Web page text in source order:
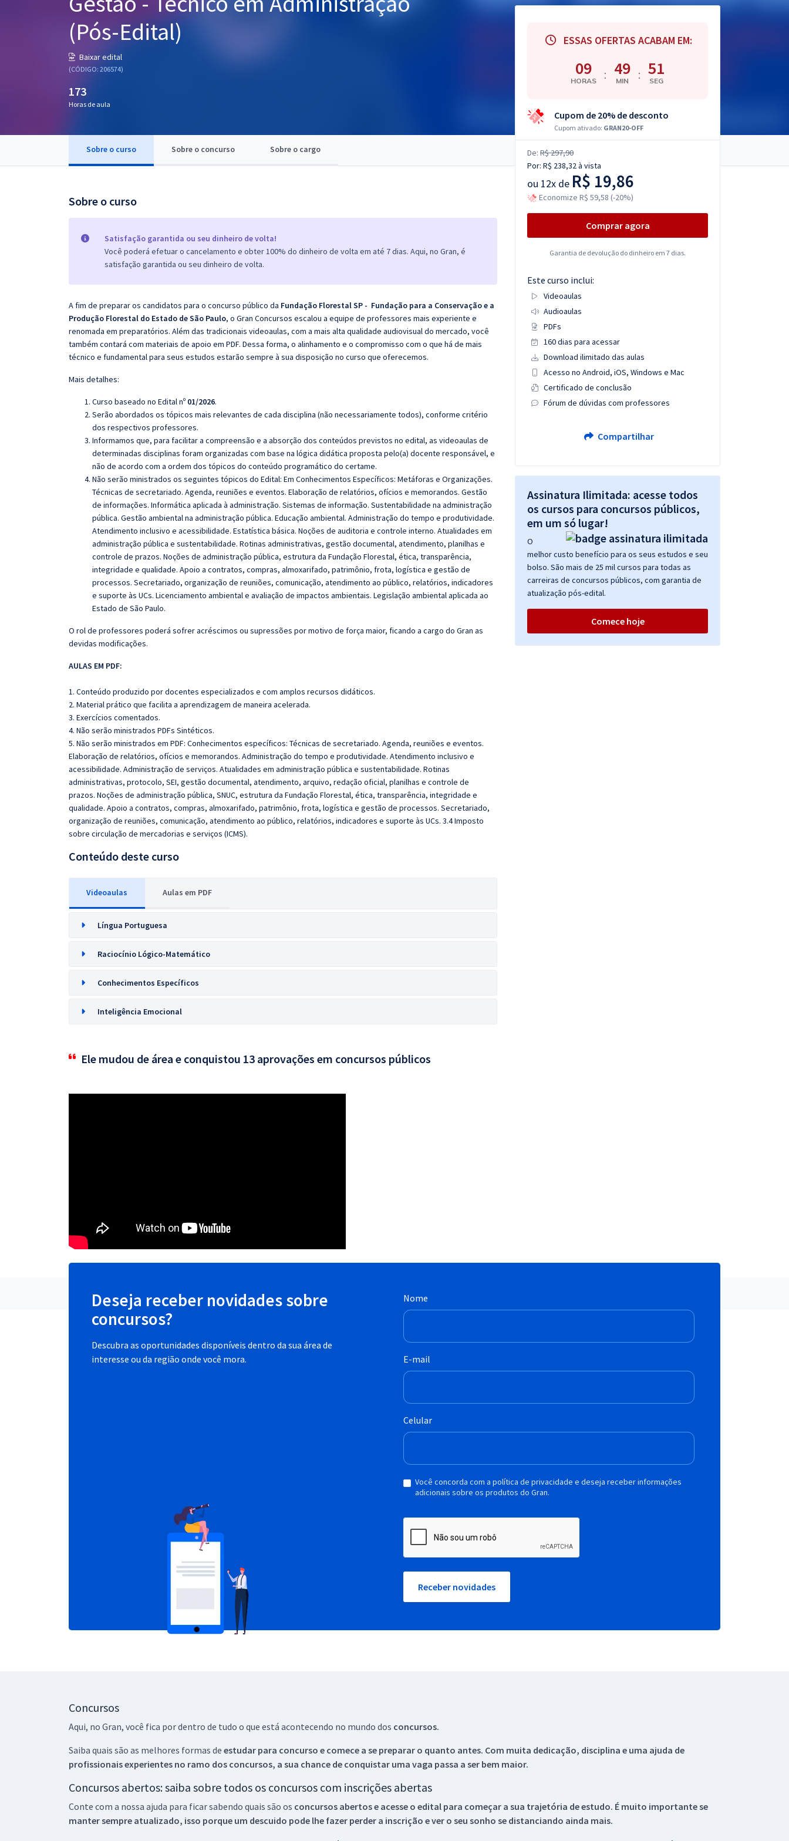
Conteúdo gratuito
Blog
(Pós-Edital)
Baixar edital
(CÓDIGO: 206574)
173
Horas de aula
Sobre o curso Sobre o concurso Sobre o cargo
Sobre o curso
Satisfação garantida ou seu dinheiro de volta!
Você poderá efetuar o cancelamento e obter 100% do dinheiro de volta em até 7 dias. Aqui, no Gran, é
satisfação garantida ou seu dinheiro de volta.
A fim de preparar os candidatos para o concurso público da Fundação Florestal SP - Fundação para a Conservação e a
Produção Florestal do Estado de São Paulo, o Gran Concursos escalou a equipe de professores mais experiente e
renomada em preparatórios. Além das tradicionais videoaulas, com a mais alta qualidade audiovisual do mercado, você
também contará com materiais de apoio em PDF. Dessa forma, o alinhamento e o compromisso com o que há de mais
técnico e fundamental para seus estudos estarão sempre à sua disposição no curso que oferecemos.
Mais detalhes:
Curso baseado no Edital nº 01/2026.
Serão abordados os tópicos mais relevantes de cada disciplina (não necessariamente todos), conforme critério
dos respectivos professores.
Informamos que, para facilitar a compreensão e a absorção dos conteúdos previstos no edital, as videoaulas de
determinadas disciplinas foram organizadas com base na lógica didática proposta pelo(a) docente responsável, e
não de acordo com a ordem dos tópicos do conteúdo programático do certame.
Não serão ministrados os seguintes tópicos do Edital: Em Conhecimentos Específicos: Metáforas e Organizações.
Técnicas de secretariado. Agenda, reuniões e eventos. Elaboração de relatórios, ofícios e memorandos. Gestão
de informações. Informática aplicada à administração. Sistemas de informação. Sustentabilidade na administração
pública. Gestão ambiental na administração pública. Educação ambiental. Administração do tempo e produtividade.
Atendimento inclusivo e acessibilidade. Estatística básica. Noções de auditoria e controle interno. Atualidades em
administração pública e sustentabilidade. Rotinas administrativas, gestão documental, atendimento, planilhas e
controle de prazos. Noções de administração pública, estrutura da Fundação Florestal, ética, transparência,
integridade e qualidade. Apoio a contratos, compras, almoxarifado, patrimônio, frota, logística e gestão de
processos. Secretariado, organização de reuniões, comunicação, atendimento ao público, relatórios, indicadores
e suporte às UCs. Licenciamento ambiental e avaliação de impactos ambientais. Legislação ambiental aplicada ao
Estado de São Paulo.
O rol de professores poderá sofrer acréscimos ou supressões por motivo de força maior, ficando a cargo do Gran as
devidas modificações.
AULAS EM PDF:
1. Conteúdo produzido por docentes especializados e com amplos recursos didáticos.
2. Material prático que facilita a aprendizagem de maneira acelerada.
3. Exercícios comentados.
4. Não serão ministrados PDFs Sintéticos.
5. Não serão ministrados em PDF: Conhecimentos específicos: Técnicas de secretariado. Agenda, reuniões e eventos.
Elaboração de relatórios, ofícios e memorandos. Administração do tempo e produtividade. Atendimento inclusivo e
acessibilidade. Administração de serviços. Atualidades em administração pública e sustentabilidade. Rotinas
administrativas, protocolo, SEI, gestão documental, atendimento, arquivo, redação oficial, planilhas e controle de
prazos. Noções de administração pública, SNUC, estrutura da Fundação Florestal, ética, transparência, integridade e
qualidade. Apoio a contratos, compras, almoxarifado, patrimônio, frota, logística e gestão de processos. Secretariado,
organização de reuniões, comunicação, atendimento ao público, relatórios, indicadores e suporte às UCs. 3.4 Imposto
sobre circulação de mercadorias e serviços (ICMS).
Conteúdo deste curso
Videoaulas Aulas em PDF
Língua Portuguesa
Raciocínio Lógico-Matemático
Conhecimentos Específicos
Inteligência Emocional
Ele mudou de área e conquistou 13 aprovações em concursos públicos
ESSAS OFERTAS ACABAM EM:
09
HORAS : 49
MIN : 50
SEG
Cupom de 20% de desconto
Cupom ativado: GRAN20-OFF
De: R$ 297,90
Por: R$ 238,32à vista
ou 12x de R$ 19,86
Economize R$ 59,58 (-20%)
Comprar agora
Garantia de devolução do dinheiro em 7 dias.
Este curso inclui:
Videoaulas
Audioaulas
PDFs
160 dias para acessar
Download ilimitado das aulas
Acesso no Android, iOS, Windows e Mac
Certificado de conclusão
Fórum de dúvidas com professores
Compartilhar
Assinatura Ilimitada: acesse todos
os cursos para concursos públicos,
em um só lugar!
O
melhor custo benefício para os seus estudos e seu
bolso. São mais de 25 mil cursos para todas as
carreiras de concursos públicos, com garantia de
atualização pós-edital.
Comece hoje
Deseja receber novidades sobre
concursos?
Descubra as oportunidades disponíveis dentro da sua área de
interesse ou da região onde você mora.
Nome
E-mail
Celular
Você concorda com a política de privacidade e deseja receber informações
adicionais sobre os produtos do Gran.
Receber novidades
Concursos
Aqui, no Gran, você fica por dentro de tudo o que está acontecendo no mundo dos concursos.
Saiba quais são as melhores formas de estudar para concurso e comece a se preparar o quanto antes. Com muita dedicação, disciplina e uma ajuda de
profissionais experientes no ramo dos concursos, a sua chance de conquistar uma vaga passa a ser bem maior.
Concursos abertos: saiba sobre todos os concursos com inscrições abertas
Conte com a nossa ajuda para ficar sabendo quais são os concursos abertos e acesse o edital para começar a sua trajetória de estudo. É muito importante se
manter sempre atualizado, isso porque um descuido pode lhe fazer perder a inscrição e ver o seu sonho se distanciando ainda mais.